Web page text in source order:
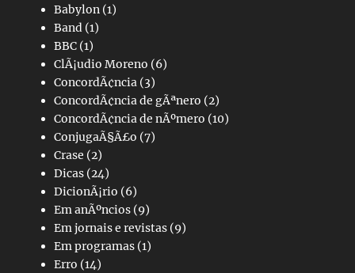
Babylon (1)
Band (1)
BBC (1)
ClÃ¡udio Moreno (6)
ConcordÃ¢ncia (3)
ConcordÃ¢ncia de gÃªnero (2)
ConcordÃ¢ncia de nÃºmero (10)
ConjugaÃ§Ã£o (7)
Crase (2)
Dicas (24)
DicionÃ¡rio (6)
Em anÃºncios (9)
Em jornais e revistas (9)
Em programas (1)
Erro (14)